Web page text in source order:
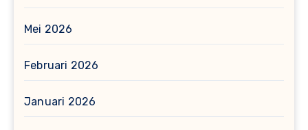
Mei 2026
Februari 2026
Januari 2026